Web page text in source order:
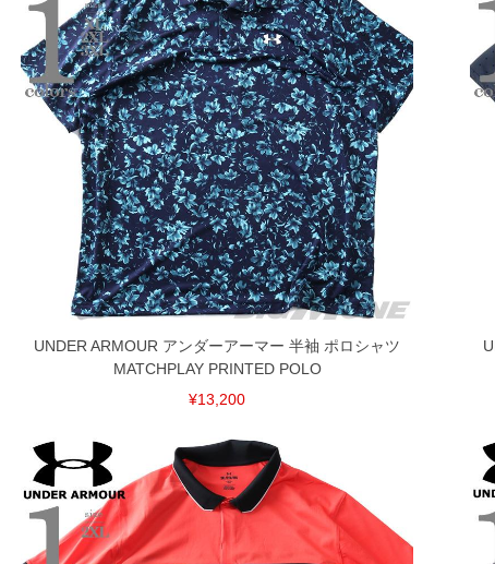
裾上げをご希望の場合】
は500円+税となります。
下●cmとご記入下さい。（裾上げ無料対象商品は1本につき税込6,000円以上
以下の商品は有料（500円+税）となります。）
1週間～20日間程お時間を頂く場合がございます。
した商品は返品・交換不可となりますので、予めご了承下さい。
しに対応出来ない商品がございます。(例：裾にファスナーや調節ひもが付い
ンが施されている等)
について】
望の方は、商品到着後1週間以内にご連絡ください。
やワイシャツは商品の性質上、返品交換不可とさせて頂いております。予めご
UNDER ARMOUR アンダーアーマー 半袖 ポロシャツ
MATCHPLAY PRINTED POLO
¥13,200